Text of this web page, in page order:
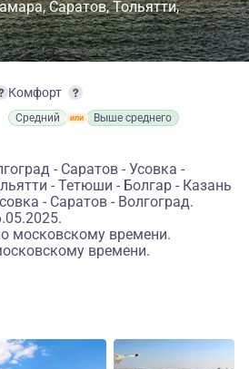
Саратов Тольятти
Комфорт
Средний Выше среднего
- Саратов - Усовка -
- Тетюши - Болгар - Казань
- Саратов - Волгоград.
московскому времени.
времени.